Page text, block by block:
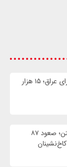
زائران افغانستانی در انتظار ویزای عراق؛ ۱۵ هزار
سقوط اخلاق سیاسی در واشنگتن؛ صعود ۸۷